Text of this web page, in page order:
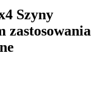
Szyny
zastosowania